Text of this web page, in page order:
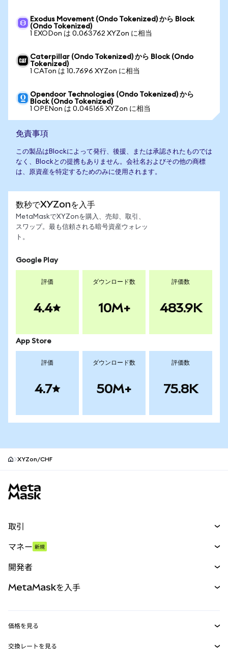
Exodus Movement (Ondo Tokenized) から Block
(Ondo Tokenized)
1 EXODon は 0.063762 XYZon に相当
Caterpillar (Ondo Tokenized) から Block (Ondo
Tokenized)
1 CATon は 10.7696 XYZon に相当
Opendoor Technologies (Ondo Tokenized) から
Block (Ondo Tokenized)
1 OPENon は 0.045165 XYZon に相当
免責事項
この製品はBlockによって発行、後援、または承認されたものでは
なく、Blockとの提携もありません。会社名およびその他の商標
は、原資産を特定するためのみに使用されます。
数秒でXYZonを入手
MetaMaskでXYZonを購入、売却、取引、
スワップ。最も信頼される暗号資産ウォレッ
ト。
Google Play
評価
4.4
ダウンロード数
10M+
評価数
483.9K
App Store
評価
4.7
ダウンロード数
50M+
評価数
75.8K
XYZon/CHF
取引
パーペチュアル
RWA
マネー 新規
開発者
MetaMaskを入手
価格を見る
交換レートを見る